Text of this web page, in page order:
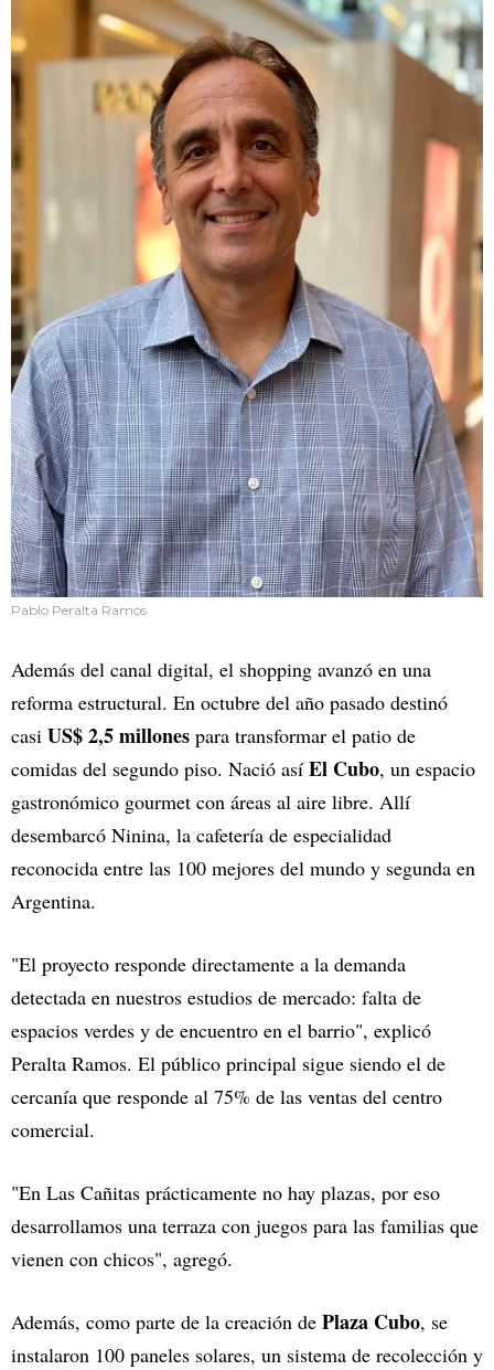
Pablo Peralta Ramos
Además del canal digital, el shopping avanzó en una
reforma estructural. En octubre del año pasado destinó
casi US$ 2,5 millones para transformar el patio de
comidas del segundo piso. Nació así El Cubo, un espacio
gastronómico gourmet con áreas al aire libre. Allí
desembarcó Ninina, la cafetería de especialidad
reconocida entre las 100 mejores del mundo y segunda en
Argentina.
"El proyecto responde directamente a la demanda
detectada en nuestros estudios de mercado: falta de
espacios verdes y de encuentro en el barrio", explicó
Peralta Ramos. El público principal sigue siendo el de
cercanía que responde al 75% de las ventas del centro
comercial.
"En Las Cañitas prácticamente no hay plazas, por eso
desarrollamos una terraza con juegos para las familias que
vienen con chicos", agregó.
Además, como parte de la creación de Plaza Cubo, se
instalaron 100 paneles solares, un sistema de recolección y